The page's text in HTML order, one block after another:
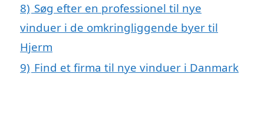
8) Søg efter en professionel til nye
vinduer i de omkringliggende byer til
Hjerm
9) Find et firma til nye vinduer i Danmark